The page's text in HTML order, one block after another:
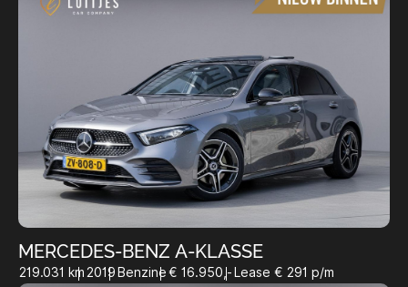
MERCEDES-BENZ A-KLASSE
219.031 km 2019 Benzine€ 16.950,- Lease € 291 p/m